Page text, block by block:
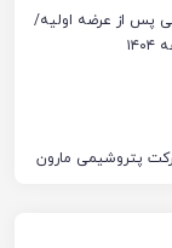
پس از عرضه اولیه/
پتروشیمی مارون